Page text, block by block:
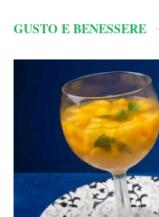
GUSTO E BENESSERE